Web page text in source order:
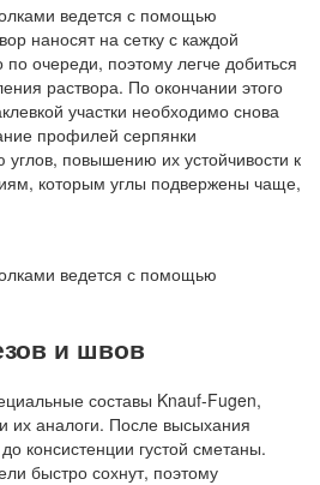
ведется с помощью
наносят на сетку с каждой
очереди, поэтому легче добиться
раствора. По окончании этого
участки необходимо снова
профилей серпянки
углов, повышению их устойчивости к
которым углы подвержены чаще,
ведется с помощью
и швов
составы Knauf-Fugen,
их аналоги. После высыхания
консистенции густой сметаны.
быстро сохнут, поэтому